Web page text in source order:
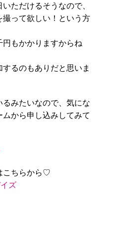
ただけるそうなので、
って欲しい！という方
もかかりますからね
るのもありだと思いま
みたいなので、気にな
から申し込みしてみて
こちらから♡
ズ